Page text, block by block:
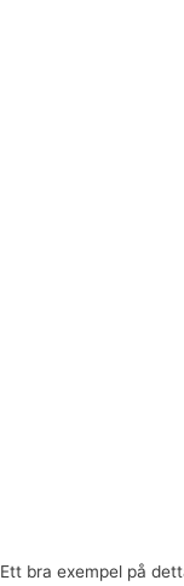
Ett bra exempel på